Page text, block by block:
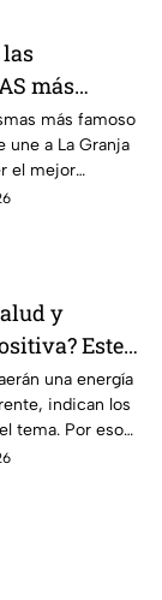
las
más
ha tenido
el primer
La Granja
más famoso
une a La Granja
el mejor
antes de
y
Este
que te
el eclipse
una energía
indican los
tema. Por eso
atraer salud con